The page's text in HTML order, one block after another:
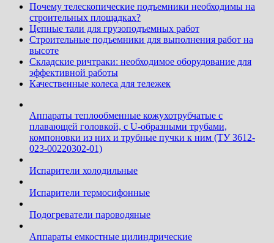
Почему телескопические подъемники необходимы на
строительных площадках?
Цепные тали для грузоподъемных работ
Строительные подъемники для выполнения работ на
высоте
Складские ричтраки: необходимое оборудование для
эффективной работы
Качественные колеса для тележек
Аппараты теплообменные кожухотрубчатые c
плавающей головкой, с U-образными трубами,
компоновки из них и трубные пучки к ним (ТУ 3612-
023-00220302-01)
Испарители холодильные
Испарители термосифонные
Подогреватели пароводяные
Аппараты емкостные цилиндрические